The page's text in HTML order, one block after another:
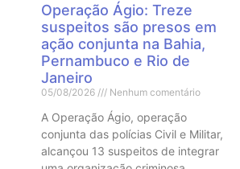
Operação Ágio: Treze
suspeitos são presos em
ação conjunta na Bahia,
Pernambuco e Rio de
Janeiro
05/08/2026 Nenhum comentário
A Operação Ágio, operação
conjunta das polícias Civil e Militar,
alcançou 13 suspeitos de integrar